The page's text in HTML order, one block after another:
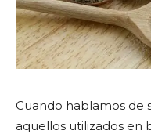
Cuando hablamos de
aquellos utilizados en